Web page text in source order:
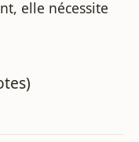
elle nécessite